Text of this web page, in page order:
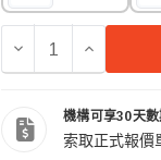
減少 A-MODE
增加 A-
機構可享30天數
索取正式報價